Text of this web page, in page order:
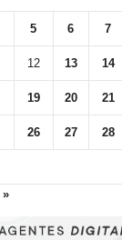
5 6 7
12 13 14
19 20 21
26 27 28
»